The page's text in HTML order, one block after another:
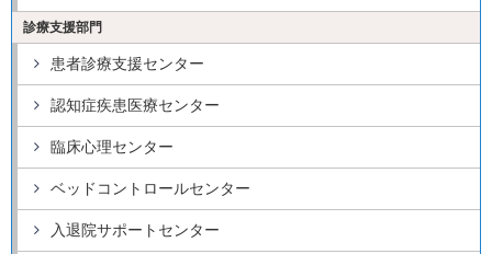
診療支援部門
患者診療支援センター
認知症疾患医療センター
臨床心理センター
ベッドコントロールセンター
入退院サポートセンター